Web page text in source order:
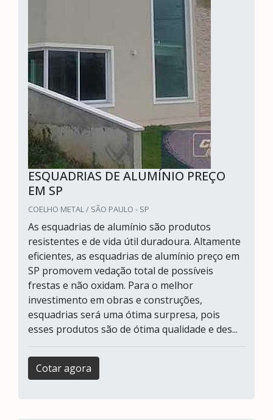
ESQUADRIAS DE ALUMÍNIO PREÇO
EM SP
COELHO METAL / SÃO PAULO - SP
As esquadrias de alumínio são produtos
resistentes e de vida útil duradoura. Altamente
eficientes, as esquadrias de alumínio preço em
SP promovem vedação total de possíveis
frestas e não oxidam. Para o melhor
investimento em obras e construções,
esquadrias será uma ótima surpresa, pois
esses produtos são de ótima qualidade e des...
Cotar agora